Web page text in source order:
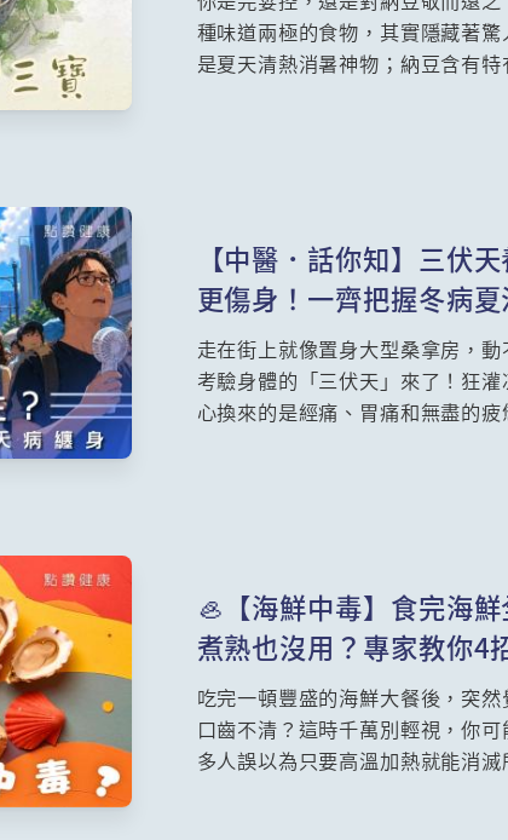
種味道兩極的食物，其實隱藏著
是夏天清熱消暑神物；納豆含有
【中醫．話你知】三伏
更傷身！一齊把握冬病
走在街上就像置身大型桑拿房，
考驗身體的「三伏天」來了！狂
心換來的是經痛、胃痛和無盡的
🦪【海鮮中毒】食完海
煮熟也沒用？專家教你4
吃完一頓豐盛的海鮮大餐後，突
口齒不清？這時千萬別輕視，你
多人誤以為只要高溫加熱就能消